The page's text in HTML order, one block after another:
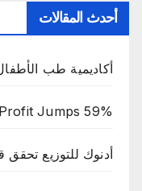
أحدث المقالات
أكاديمية طب
Jumps 59%
أدنوك للتوزيع تحقق